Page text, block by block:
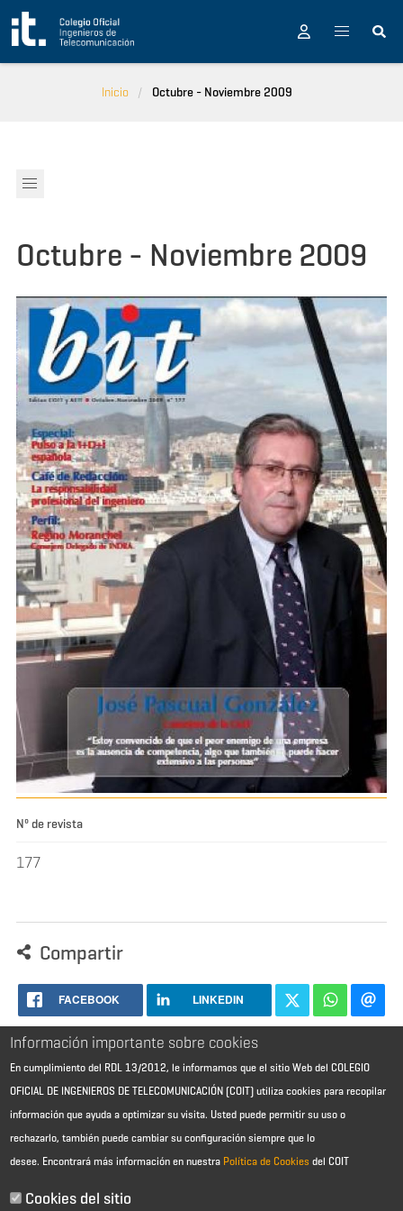
Pasar al contenido principal
Inicio Octubre - Noviembre 2009
Octubre - Noviembre 2009
Nº de revista
177
Compartir
FACEBOOK LINKEDIN
Aviso Legal - Información general
Política de cookies
Información importante sobre cookies
En cumplimiento del RDL 13/2012, le informamos que el sitio Web del COLEGIO
OFICIAL DE INGENIEROS DE TELECOMUNICACIÓN (COIT) utiliza cookies para recopilar
información que ayuda a optimizar su visita. Usted puede permitir su uso o
rechazarlo, también puede cambiar su configuración siempre que lo
desee. Encontrará más información en nuestra Política de Cookies del COIT
Cookies del sitio